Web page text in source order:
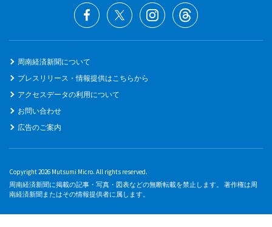
周南経済新聞について
プレスリリース・情報提供はこちらから
アクセスデータの利用について
お問い合わせ
広告のご案内
Copyright 2026 Mutsumi Micro. All rights reserved.
周南経済新聞に掲載の記事・写真・図表などの無断転載を禁止します。 著作権は周
南経済新聞またはその情報提供者に属します。